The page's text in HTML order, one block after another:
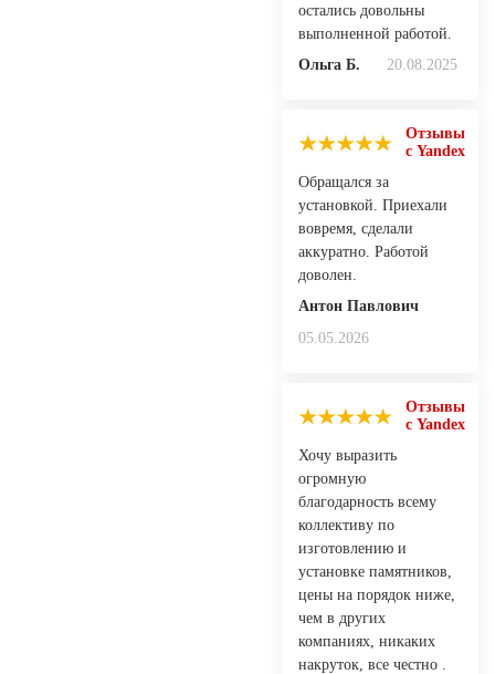
остались довольны
выполненной работой.
Ольга Б.
20.08.2025
Отзывы
с Yandex
Обращался за
установкой. Приехали
вовремя, сделали
аккуратно. Работой
доволен.
Антон Павлович
05.05.2026
Отзывы
с Yandex
Хочу выразить
огромную
благодарность всему
коллективу по
изготовлению и
установке памятников,
цены на порядок ниже,
чем в других
компаниях, никаких
накруток, все честно .